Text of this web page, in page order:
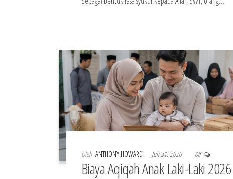
Oleh ANTHONY HOWARD Juli 31, 2026 Off
Biaya Aqiqah Anak Laki-Laki 2026